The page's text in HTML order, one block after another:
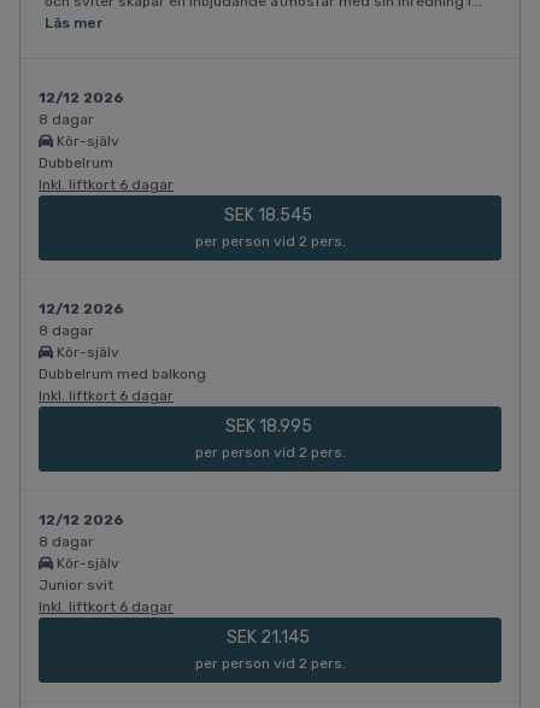
Läs mer
12/12 2026
8 dagar
Kör-själv
Dubbelrum
Inkl. liftkort 6 dagar
SEK 18.545
per person vid 2 pers.
12/12 2026
8 dagar
Kör-själv
Dubbelrum med balkong
Inkl. liftkort 6 dagar
SEK 18.995
per person vid 2 pers.
12/12 2026
8 dagar
Kör-själv
Junior svit
Inkl. liftkort 6 dagar
SEK 21.145
per person vid 2 pers.